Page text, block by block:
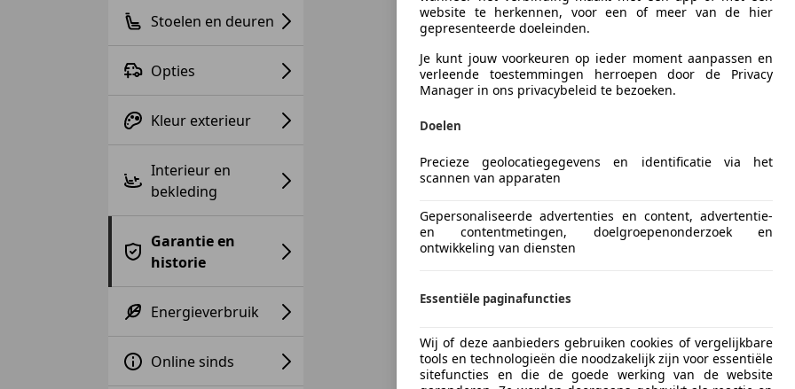
Stoelen en deuren
Opties
Kleur exterieur
Interieur en
bekleding
Garantie en
historie
Energieverbruik
Online sinds
website te herkennen, voor een of meer van de hier
gepresenteerde doeleinden.
Je kunt jouw voorkeuren op ieder moment aanpassen en
verleende toestemmingen herroepen door de Privacy
Manager in ons privacybeleid te bezoeken.
Doelen
Precieze geolocatiegegevens en identificatie via het
scannen van apparaten
Gepersonaliseerde advertenties en content, advertentie-
en contentmetingen, doelgroepenonderzoek en
ontwikkeling van diensten
Essentiële paginafuncties
Wij of deze aanbieders gebruiken cookies of vergelijkbare
tools en technologieën die noodzakelijk zijn voor essentiële
sitefuncties en die de goede werking van de website